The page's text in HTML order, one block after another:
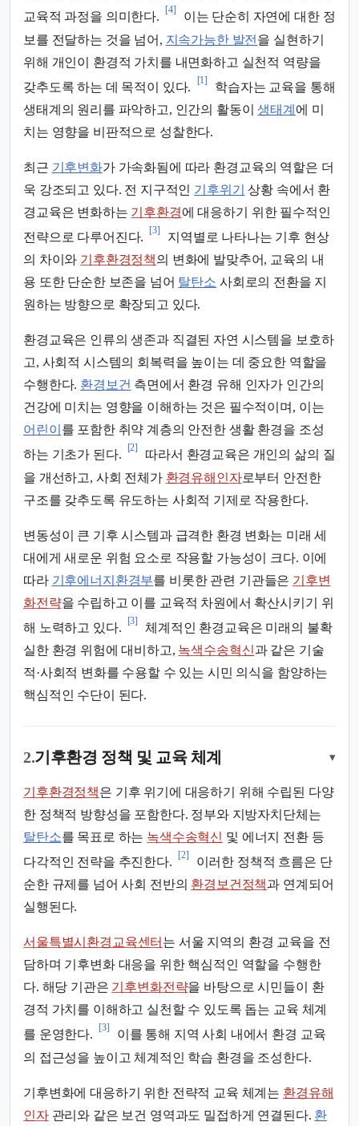
교육적 과정을 의미한다.
[4]
이는 단순히 자연에 대한 정
보를 전달하는 것을 넘어, 지속가능한 발전 을 실현하기
위해 개인이 환경적 가치를 내면화하고 실천적 역량을
갖추도록 하는 데 목적이 있다.
[1]
학습자는 교육을 통해
생태계의 원리를 파악하고, 인간의 활동이생태계 에 미
치는 영향을 비판적으로 성찰한다.
최근 기후변화가 가속화됨에 따라 환경교육의 역할은 더
욱 강조되고 있다. 전 지구적인 기후위기 상황 속에서 환
경교육은 변화하는 기후환경에 대응하기 위한 필수적인
전략으로 다루어진다.
[3]
지역별로 나타나는 기후 현상
의 차이와 기후환경정책의 변화에 발맞추어, 교육의 내
용 또한 단순한 보존을 넘어 탈탄소 사회로의 전환을 지
원하는 방향으로 확장되고 있다.
환경교육은 인류의 생존과 직결된 자연 시스템을 보호하
고, 사회적 시스템의 회복력을 높이는 데 중요한 역할을
수행한다. 환경보건 측면에서 환경 유해 인자가 인간의
건강에 미치는 영향을 이해하는 것은 필수적이며, 이는
어린이 를 포함한 취약 계층의 안전한 생활 환경을 조성
하는 기초가 된다.
[2]
따라서 환경교육은 개인의 삶의 질
을 개선하고, 사회 전체가 환경유해인자로부터 안전한
구조를 갖추도록 유도하는 사회적 기제로 작용한다.
변동성이 큰 기후 시스템과 급격한 환경 변화는 미래 세
대에게 새로운 위험 요소로 작용할 가능성이 크다. 이에
따라 기후에너지환경부를 비롯한 관련 기관들은 기후변
화전략을 수립하고 이를 교육적 차원에서 확산시키기 위
해 노력하고 있다.
[3]
체계적인 환경교육은 미래의 불확
실한 환경 위험에 대비하고, 녹색수송혁신과 같은 기술
적·사회적 변화를 수용할 수 있는 시민 의식을 함양하는
핵심적인 수단이 된다.
2.기후환경 정책 및 교육 체계 ▾
기후환경정책은 기후 위기에 대응하기 위해 수립된 다양
한 정책적 방향성을 포함한다. 정부와 지방자치단체는
탈탄소를 목표로 하는 녹색수송혁신 및 에너지 전환 등
다각적인 전략을 추진한다.
[2]
이러한 정책적 흐름은 단
순한 규제를 넘어 사회 전반의 환경보건정책과 연계되어
실행된다.
서울특별시환경교육센터 는 서울 지역의 환경 교육을 전
담하며 기후변화 대응을 위한 핵심적인 역할을 수행한
다. 해당 기관은 기후변화전략을 바탕으로 시민들이 환
경적 가치를 이해하고 실천할 수 있도록 돕는 교육 체계
를 운영한다.
[3]
이를 통해 지역 사회 내에서 환경 교육
의 접근성을 높이고 체계적인 학습 환경을 조성한다.
기후변화에 대응하기 위한 전략적 교육 체계는 환경유해
인자관리와 같은 보건 영역과도 밀접하게 연결된다. 환